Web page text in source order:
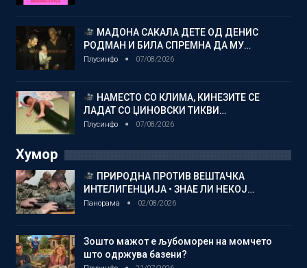
МАДОНА САКАЛА ДЕТЕ ОД ДЕНИС
РОДМАН И БИЛА СПРЕМНА ДА МУ…
Плусинфо 07/08/2026
НАМЕСТО СО КЛИМА, КИНЕЗИТЕ СЕ
ЛАДАТ СО ЏИНОВСКИ ТИКВИ…
Плусинфо 07/08/2026
Хумор
ПРИРОДНА ПРОТИВ ВЕШТАЧКА
ИНТЕЛИГЕНЦИЈА • ЗНАЕ ЛИ НЕКОЈ…
Панорама 02/08/2026
Зошто мажот е љубоморен на момчето
што одржува базени?